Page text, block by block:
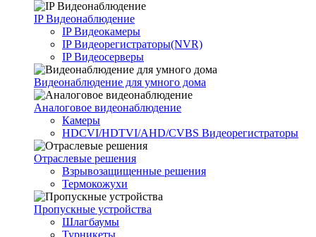
IP Видеонаблюдение
IP Видеокамеры
IP Видеорегистраторы(NVR)
IP Видеосерверы
Видеонаблюдение для умного дома
Аналоговое видеонаблюдение
Камеры
HDCVI/HDTVI/AHD/CVBS Видеорегистраторы
Отраслевые решения
Взрывозащищенные решения
Термокожухи
Пропускные устройства
Шлагбаумы
Турникеты